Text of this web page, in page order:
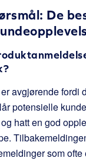
De
avgjørende fordi
potensielle
hatt en god
som ofte